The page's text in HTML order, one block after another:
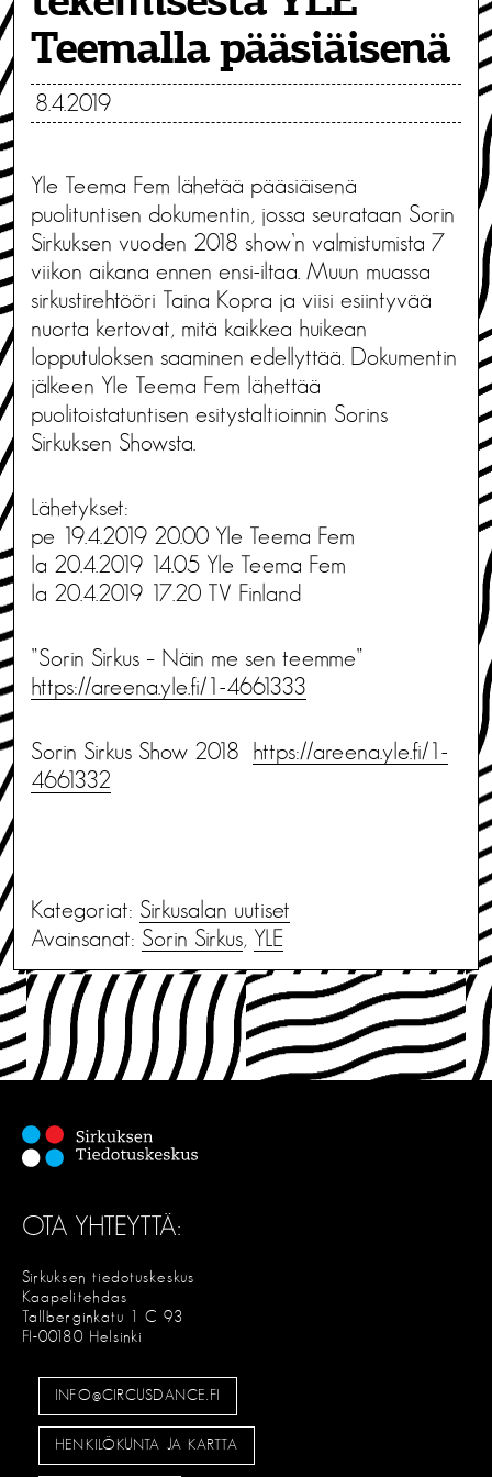
Teemalla pääsiäisenä
8.4.2019
Yle Teema Fem lähetää pääsiäisenä
puolituntisen dokumentin, jossa seurataan Sorin
Sirkuksen vuoden 2018 show’n valmistumista 7
viikon aikana ennen ensi-iltaa. Muun muassa
sirkustirehtööri Taina Kopra ja viisi esiintyvää
nuorta kertovat, mitä kaikkea huikean
lopputuloksen saaminen edellyttää. Dokumentin
jälkeen Yle Teema Fem lähettää
puolitoistatuntisen esitystaltioinnin Sorins
Sirkuksen Showsta.
Lähetykset:
pe 19.4.2019 20.00 Yle Teema Fem
la 20.4.2019 14.05 Yle Teema Fem
la 20.4.2019 17.20 TV Finland
”Sorin Sirkus – Näin me sen teemme”
https://areena.yle.fi/1-4661333
Sorin Sirkus Show 2018 https://areena.yle.fi/1-
4661332
Kategoriat: Sirkusalan uutiset
Avainsanat: Sorin Sirkus, YLE
OTA YHTEYTTÄ:
Sirkuksen tiedotuskeskus
Kaapelitehdas
Tallberginkatu 1 C 93
FI-00180 Helsinki
INFO@CIRCUSDANCE.FI
HENKILÖKUNTA JA KARTTA